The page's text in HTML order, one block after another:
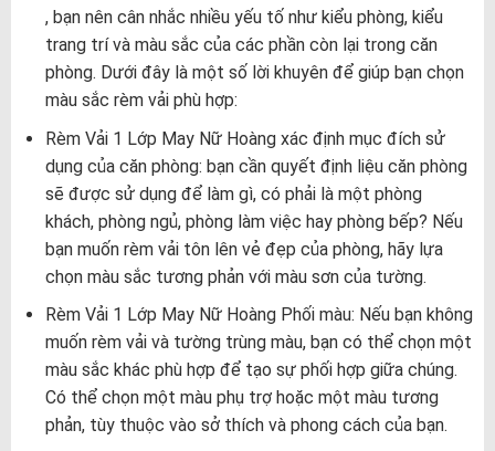
, bạn nên cân nhắc nhiều yếu tố như kiểu phòng, kiểu
trang trí và màu sắc của các phần còn lại trong căn
phòng. Dưới đây là một số lời khuyên để giúp bạn chọn
màu sắc rèm vải phù hợp:
Rèm Vải 1 Lớp May Nữ Hoàng xác định mục đích sử
dụng của căn phòng: bạn cần quyết định liệu căn phòng
sẽ được sử dụng để làm gì, có phải là một phòng
khách, phòng ngủ, phòng làm việc hay phòng bếp? Nếu
bạn muốn rèm vải tôn lên vẻ đẹp của phòng, hãy lựa
chọn màu sắc tương phản với màu sơn của tường.
Rèm Vải 1 Lớp May Nữ Hoàng Phối màu: Nếu bạn không
muốn rèm vải và tường trùng màu, bạn có thể chọn một
màu sắc khác phù hợp để tạo sự phối hợp giữa chúng.
Có thể chọn một màu phụ trợ hoặc một màu tương
phản, tùy thuộc vào sở thích và phong cách của bạn.